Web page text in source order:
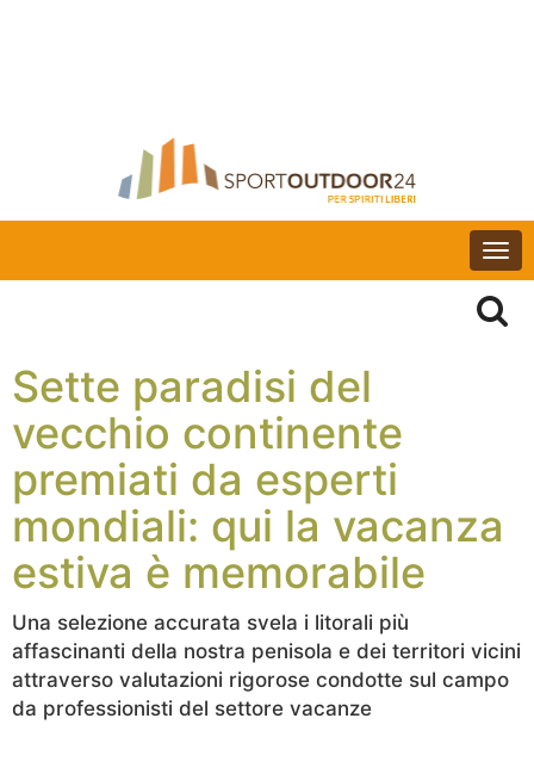
Sette paradisi del
vecchio continente
premiati da esperti
mondiali: qui la vacanza
estiva è memorabile
Una selezione accurata svela i litorali più
affascinanti della nostra penisola e dei territori vicini
attraverso valutazioni rigorose condotte sul campo
da professionisti del settore vacanze